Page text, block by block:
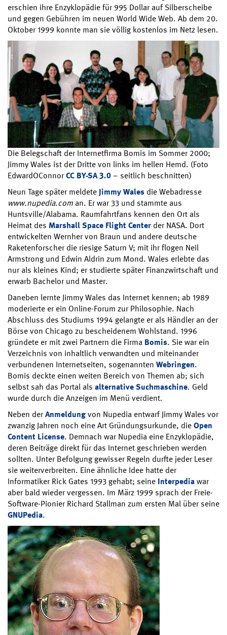
erschien ihre Enzyklopädie für 995 Dollar auf Silberscheibe
und gegen Gebühren im neuen World Wide Web. Ab dem 20.
Oktober 1999 konnte man sie völlig kostenlos im Netz lesen.
Die Belegschaft der Internetfirma Bomis im Sommer 2000;
Jimmy Wales ist der Dritte von links im hellen Hemd. (Foto
EdwardOConnorCC BY-SA 3.0– seitlich beschnitten)
Neun Tage später meldete Jimmy Wales die Webadresse
www.nupedia.com an. Er war 33 und stammte aus
Huntsville/Alabama. Raumfahrtfans kennen den Ort als
Heimat des Marshall Space Flight Center der NASA. Dort
entwickelten Wernher von Braun und andere deutsche
Raketenforscher die riesige Saturn V; mit ihr flogen Neil
Armstrong und Edwin Aldrin zum Mond. Wales erlebte das
nur als kleines Kind; er studierte später Finanzwirtschaft und
erwarb Bachelor und Master.
Daneben lernte Jimmy Wales das Internet kennen; ab 1989
moderierte er ein Online-Forum zur Philosophie. Nach
Abschluss des Studiums 1994 gelangte er als Händler an der
Börse von Chicago zu bescheidenem Wohlstand. 1996
gründete er mit zwei Partnern die Firma Bomis. Sie war ein
Verzeichnis von inhaltlich verwandten und miteinander
verbundenen Internetseiten, sogenannten Webringen.
Bomis deckte einen weiten Bereich von Themen ab; sich
selbst sah das Portal als alternative Suchmaschine. Geld
wurde durch die Anzeigen im Menü verdient.
Neben derAnmeldungvon Nupedia entwarf Jimmy Wales vor
zwanzig Jahren noch eine Art Gründungsurkunde, dieOpen
Content License. Demnach war Nupedia eine Enzyklopädie,
deren Beiträge direkt für das Internet geschrieben werden
sollten. Unter Befolgung gewisser Regeln durfte jeder Leser
sie weiterverbreiten. Eine ähnliche Idee hatte der
Informatiker Rick Gates 1993 gehabt; seine Interpediawar
aber bald wieder vergessen. Im März 1999 sprach der Freie-
Software-Pionier Richard Stallman zum ersten Mal über seine
GNUPedia.